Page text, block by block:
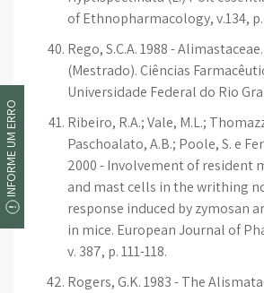
of Ethnopharmacology, v.134,
Rego, S.C.A. 1988 -
(Mestrado). Ciências
Universidade Federal do Rio
Ribeiro, R.A.; Vale, M.L.;
Paschoalato, A.B.; Poole, S. e
2000 - Involvement of resident
and mast cells in the writhing
response induced by zymosan
in mice. European Journal of
v. 387, p. 111-118.
Rogers, G.K. 1983 - The
INFORME UM ERRO